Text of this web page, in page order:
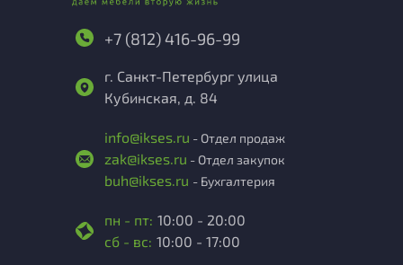
+7 (812) 416-96-99
г. Санкт-Петербург улица
Кубинская, д. 84
info@ikses.ru - Отдел продаж
zak@ikses.ru - Отдел закупок
buh@ikses.ru - Бухгалтерия
пн - пт: 10:00 - 20:00
сб - вс: 10:00 - 17:00